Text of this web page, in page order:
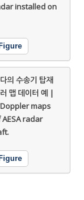
installed on
의 수송기 탑재
맵 데이터 예 |
maps
radar